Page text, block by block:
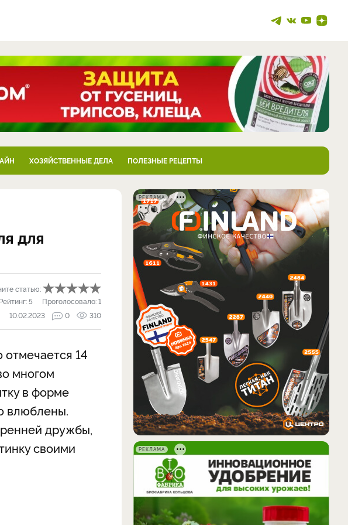
ХОЗЯЙСТВЕННЫЕ ДЕЛА ПОЛЕЗНЫЕ РЕЦЕПТЫ
для
статью:
Рейтинг:5 Проголосовало:1
10.02.2023
0 310
14
многом
в форме
влюблены.
дружбы,
своими
РЕКЛАМА
РЕКЛАМА